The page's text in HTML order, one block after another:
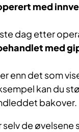
med
dag etter
med
enn det som
kan du
bakover.
de øvelsene